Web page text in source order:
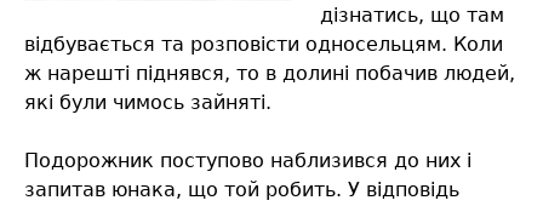
дізнатись, що там
відбувається та розповісти односельцям. Коли
ж нарешті піднявся, то в долині побачив людей,
які були чимось зайняті.
Подорожник поступово наблизився до них і
запитав юнака, що той робить. У відповідь